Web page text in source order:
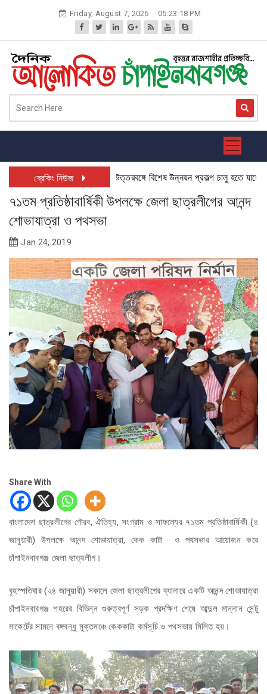
Friday, August 7, 2026 05:23:18 PM
ব্রেকিং নিউজ উত্তরবঙ্গে বিশেষ উন্নয়ন প্রকল্প চালু হতে যাচ্ছে:
৭১তম প্রতিষ্ঠাবার্ষিকী উপলক্ষে জেলা ছাত্রলীগের আনন্দ
শোভাযাত্রা ও পথসভা
Jan 24, 2019
Share With
বাংলাদেশ ছাত্রলীগের গৌরব, ঐতিহ্য, সংগ্রাম ও সাফল্যের ৭১তম প্রতিষ্ঠাবার্ষিকী (৪
জানুয়ারী) উপলক্ষে আনন্দ শোভাযাত্রা, কেক কাটা ও পথসভার আয়োজন করে
চাঁপাইনবাবগঞ্জ জেলা ছাত্রলীগ।
বৃহস্পতিবার (২৪ জানুয়ারী) সকালে জেলা ছাত্রলীগের ব্যানারে একটি আনন্দ শোভাযাত্রা
চাঁপাইনবাবগঞ্জ শহরের বিভিন্ন গুরুত্বপূর্ণ সড়ক প্রদক্ষিণ শেষে আব্দুল মান্নান সেন্টু
মাকের্টের সামনে বঙ্গবন্ধু মুক্তমঞ্চে কেককাটা কর্মসূচি ও পথসভায় মিলিত হয়।